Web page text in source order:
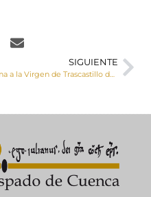
SIGUIENTE